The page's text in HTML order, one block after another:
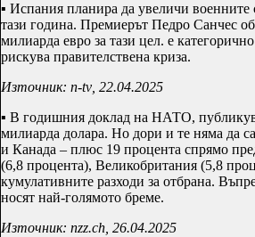
▪ Испания планира да увеличи
тази година. Премиерът Педро Санчес
милиарда евро за тази цел. е
рискува правителствена криза.
Източник: n-tv , 22.04.2025
▪ В годишния доклад на НАТО,
милиарда долара. Но дори и те няма да
и Канада – плюс 19 процента спрямо
(6,8 процента), Великобритания (5,8
кумулативните разходи за отбрана.
носят най-голямото бреме.
Източник: nzz.ch , 26.04.2025